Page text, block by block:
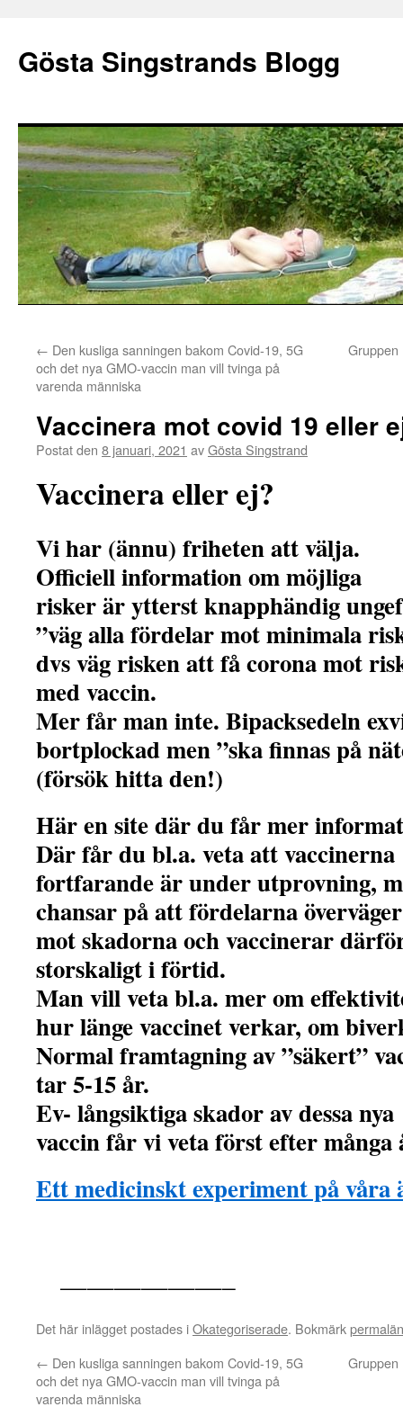
Gösta Singstrands Blogg
till
innehåll
← Den kusliga sanningen bakom Covid-19, 5G
och det nya GMO-vaccin man vill tvinga på
varenda människa
Gruppen
Vaccinera mot covid 19 eller
Postat den 8 januari, 2021 avGösta Singstrand
Vaccinera eller ej?
Vi har (ännu) friheten att välja.
Officiell information om möjliga
risker är ytterst knapphändig
”väg alla fördelar mot minimala
dvs väg risken att få corona mot
med vaccin.
Mer får man inte. Bipacksedeln
bortplockad men ”ska finnas på
(försök hitta den!)
Här en site där du får mer
Där får du bl.a. veta att vaccinerna
fortfarande är under utprovning,
chansar på att fördelarna överväger
mot skadorna och vaccinerar
storskaligt i förtid.
Man vill veta bl.a. mer om
hur länge vaccinet verkar, om
Normal framtagning av ”säkert”
tar 5-15 år.
Ev- långsiktiga skador av dessa nya
vaccin får vi veta först efter många
Ett medicinskt experiment på våra
——————–
Det här inlägget postades iOkategoriserade. Bokmärk
← Den kusliga sanningen bakom Covid-19, 5G
och det nya GMO-vaccin man vill tvinga på
varenda människa
Gruppen